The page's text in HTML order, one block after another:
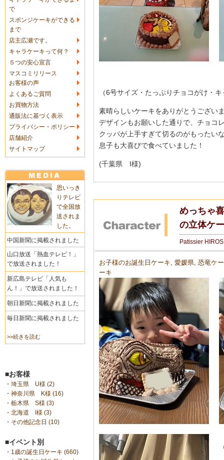
で
スポンジケーキができる
まで
店主広瀬です。
キャラケーキって何？
５つの安心宣言
マスコミリリース
お客様の声
よくあるご質問
お買物方法
通販法に基づく表示
プライバシー・ポリシー
店舗紹介
サイトマップ
思いっき
りテレビ
で全国放
送されま
した。
中国新聞に掲載されました
山口放送「熱血テレビ！」
で放送されました！
新広島テレビ「人気も
ん！」で放送されました！
朝日新聞に掲載されました
毎日新聞に掲載されました
>>続きを読む
■お客様
・ 埼玉県 U様 (2)
・ 神奈川県 K様 (16)
・ 栃木県 S様 (3)
・ 北海道 I様 (3)
・ その他記念日 (10)
■イベント別
・ 1歳の誕生日ケーキ (660)
（6号サイズ・たっぷりチョコがけ・
素晴らしいケーキをありがとうござい
デザインもお願いした通りで、チョコ
クッパが上手すぎて切るのがもったい
息子も大喜びで食べていました！
(千葉県 I様)
めっちゃ
の立体ケ
Patissier
お子様のお誕生日ケーキ 愛媛県, 恐竜ケ
ーキ